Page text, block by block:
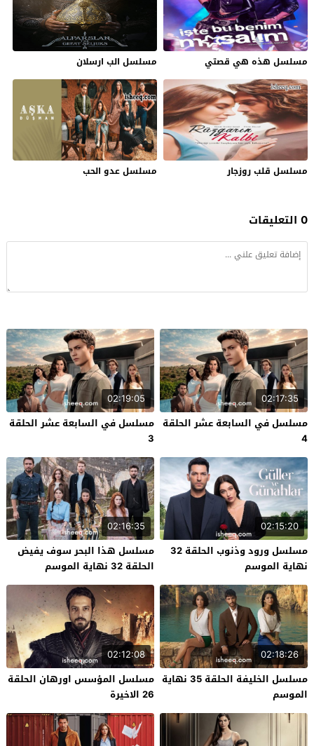
مسلسل هذه هي قصتي مسلسل الب ارسلان
مسلسل قلب روزجار مسلسل عدو الحب
0 التعليقات
02:17:35
مسلسل في السابعة عشر الحلقة
4
02:19:05
مسلسل في السابعة عشر الحلقة
3
02:15:20
مسلسل ورود وذنوب الحلقة 32
نهاية الموسم
02:16:35
مسلسل هذا البحر سوف يفيض
الحلقة 32 نهاية الموسم
02:18:26
مسلسل الخليفة الحلقة 35 نهاية
الموسم
02:12:08
مسلسل المؤسس اورهان الحلقة
26 الاخيرة